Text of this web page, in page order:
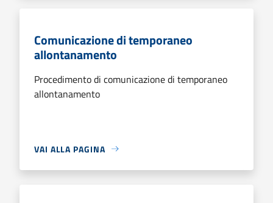
Comunicazione di temporaneo
allontanamento
Procedimento di comunicazione di temporaneo
allontanamento
VAI ALLA PAGINA